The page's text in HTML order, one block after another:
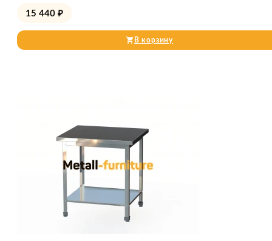
15 440 ₽
В корзину